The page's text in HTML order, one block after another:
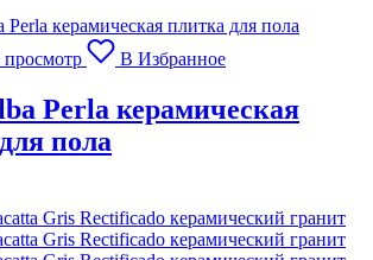
В Избранное
Perla керамическая
пола